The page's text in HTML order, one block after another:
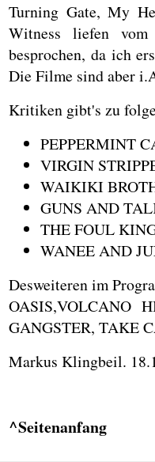
Turning Gate, My
Witness liefen
besprochen, da ich
Die Filme sind aber
Kritiken gibt's zu
PEPPERMINT
VIRGIN
WAIKIKI
GUNS AND
THE FOUL
WANEE AND
Desweiteren im
GANGSTER, TAKE
Markus Klingbeil.
^Seitenanfang